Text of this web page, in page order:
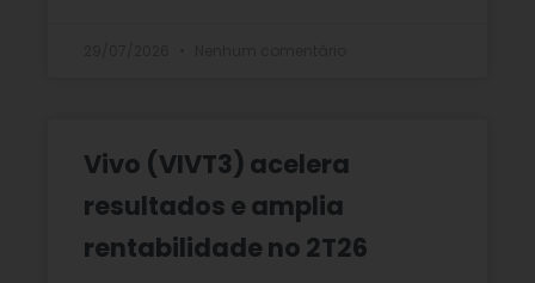
Vivo (VIVT3) acelera
resultados e amplia
rentabilidade no 2T26